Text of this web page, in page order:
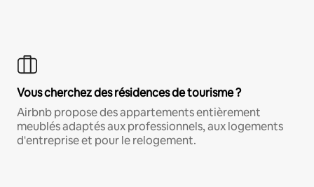
Vous cherchez des résidences de tourisme ?
Airbnb propose des appartements entièrement
meublés adaptés aux professionnels, aux logements
d'entreprise et pour le relogement.